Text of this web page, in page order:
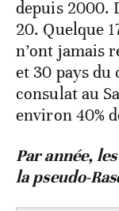
depuis 2000.
20. Quelque
n’ont jamais
et 30 pays
consulat au
environ 40%
Par année,
la pseudo-